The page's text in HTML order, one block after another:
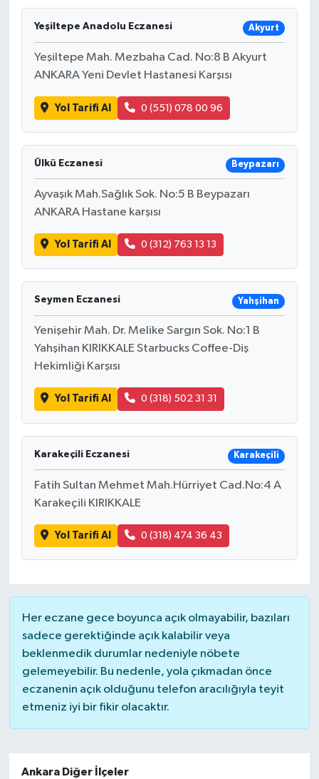
Yeşiltepe Anadolu Eczanesi Akyurt
Yeşiltepe Mah. Mezbaha Cad. No:8 B Akyurt
ANKARA Yeni Devlet Hastanesi Karşısı
Yol Tarifi Al 0 (551) 078 00 96
Ülkü Eczanesi Beypazarı
Ayvaşık Mah.Sağlık Sok. No:5 B Beypazarı
ANKARA Hastane karşısı
Yol Tarifi Al 0 (312) 763 13 13
Seymen Eczanesi Yahşihan
Yenişehir Mah. Dr. Melike Sargın Sok. No:1 B
Yahşihan KIRIKKALE Starbucks Coffee-Diş
Hekimliği Karşısı
Yol Tarifi Al 0 (318) 502 31 31
Karakeçili Eczanesi Karakeçili
Fatih Sultan Mehmet Mah.Hürriyet Cad.No:4 A
Karakeçili KIRIKKALE
Yol Tarifi Al 0 (318) 474 36 43
Her eczane gece boyunca açık olmayabilir, bazıları
sadece gerektiğinde açık kalabilir veya
beklenmedik durumlar nedeniyle nöbete
gelemeyebilir. Bu nedenle, yola çıkmadan önce
eczanenin açık olduğunu telefon aracılığıyla teyit
etmeniz iyi bir fikir olacaktır.
Ankara Diğer İlçeler